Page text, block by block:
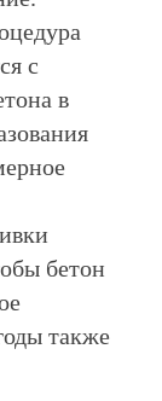
с
в
бетон
также